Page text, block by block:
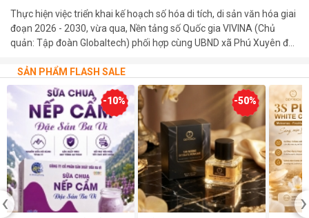
Thực hiện việc triển khai kế hoạch số hóa di tích, di sản văn hóa giai
đoạn 2026 - 2030, vừa qua, Nền tảng số Quốc gia VIVINA (Chủ
quản: Tập đoàn Globaltech) phối hợp cùng UBND xã Phú Xuyên đã
hóa tại các di tích cấp Quốc gia trên địa bàn xã.
SẢN PHẨM FLASH SALE
-10% -50%
‹ ›